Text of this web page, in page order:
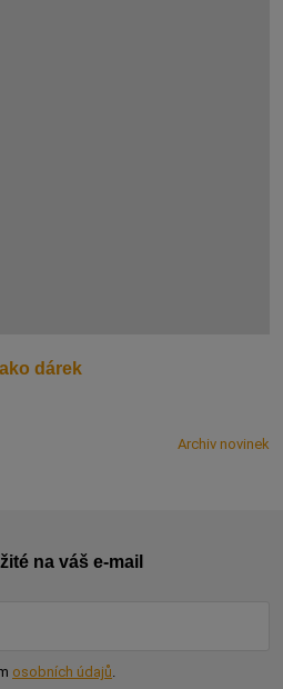
dárek
Archiv novinek
na váš e-mail
osobních údajů